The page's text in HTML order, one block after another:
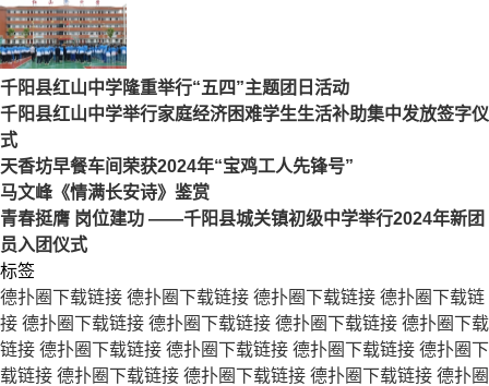
千阳县红山中学隆重举行“五四”主题团日活动
千阳县红山中学举行家庭经济困难学生生活补助集中发放签字仪
式
天香坊早餐车间荣获2024年“宝鸡工人先锋号”
马文峰《情满长安诗》鉴赏
青春挺膺 岗位建功 ——千阳县城关镇初级中学举行2024年新团
员入团仪式
标签
德扑圈下载链接 德扑圈下载链接 德扑圈下载链接 德扑圈下载链
接 德扑圈下载链接 德扑圈下载链接 德扑圈下载链接 德扑圈下载
链接 德扑圈下载链接 德扑圈下载链接 德扑圈下载链接 德扑圈下
载链接 德扑圈下载链接 德扑圈下载链接 德扑圈下载链接 德扑圈